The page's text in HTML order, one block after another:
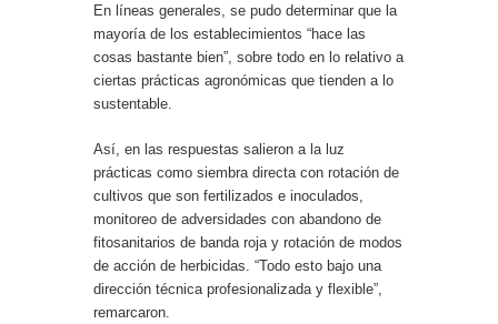
En líneas generales, se pudo determinar que la
mayoría de los establecimientos “hace las
cosas bastante bien”, sobre todo en lo relativo a
ciertas prácticas agronómicas que tienden a lo
sustentable.
Así, en las respuestas salieron a la luz
prácticas como siembra directa con rotación de
cultivos que son fertilizados e inoculados,
monitoreo de adversidades con abandono de
fitosanitarios de banda roja y rotación de modos
de acción de herbicidas. “Todo esto bajo una
dirección técnica profesionalizada y flexible”,
remarcaron.